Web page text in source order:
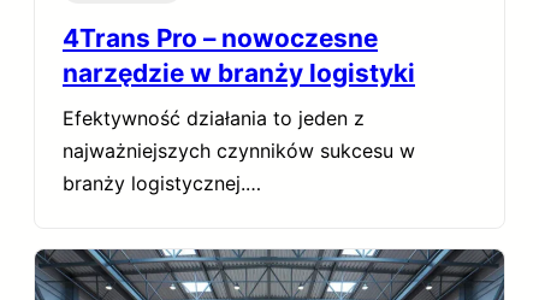
4Trans Pro – nowoczesne
narzędzie w branży logistyki
Efektywność działania to jeden z
najważniejszych czynników sukcesu w
branży logistycznej.…